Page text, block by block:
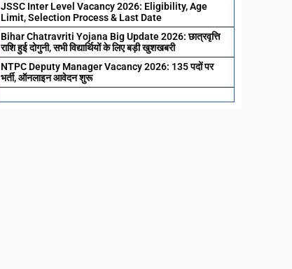
JSSC Inter Level Vacancy 2026: Eligibility, Age
Limit, Selection Process & Last Date
Bihar Chatravriti Yojana Big Update 2026: छात्रवृत्ति
राशि हुई दोगुनी, सभी विद्यार्थियों के लिए बड़ी खुशखबरी
NTPC Deputy Manager Vacancy 2026: 135 पदों पर
भर्ती, ऑनलाइन आवेदन शुरू